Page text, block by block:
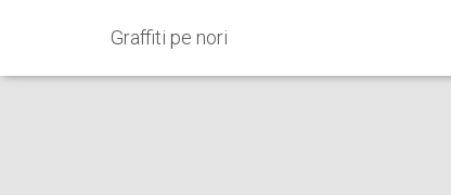
Graffiti pe nori